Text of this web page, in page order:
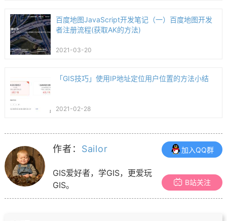
百度地图JavaScript开发笔记（一）百度地图开发
者注册流程(获取AK的方法)
2021-03-20
「GIS技巧」使用IP地址定位用户位置的方法小结
2021-02-28
作者： Sailor
GIS爱好者，学GIS，更爱玩
GIS。
加入QQ群
B站关注